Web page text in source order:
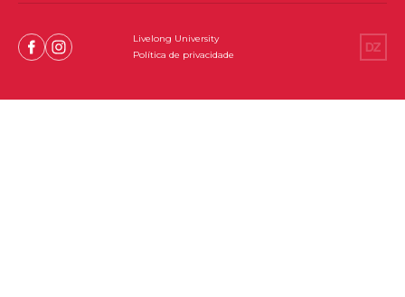
Facebook
Livelong University
Política de privacidade